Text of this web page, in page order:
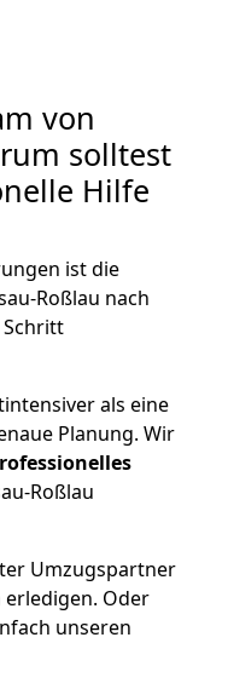
von
solltest
Hilfe
ist die
Roßlau nach
Schritt
als eine
Planung. Wir
Roßlau
Umzugspartner
Oder
unseren